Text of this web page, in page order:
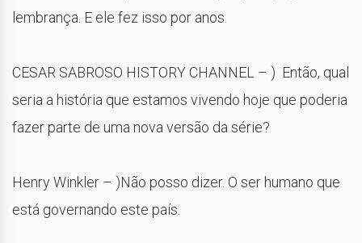
lembrança. E ele fez isso por anos.
CESAR SABROSO HISTORY CHANNEL – ) Então, qual
seria a história que estamos vivendo hoje que poderia
fazer parte de uma nova versão da série?
Henry Winkler – )Não posso dizer. O ser humano que
está governando este país.